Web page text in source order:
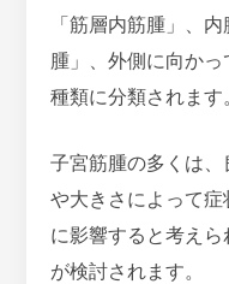
「筋層内筋腫」、
腫」、外側に向か
種類に分類されます
子宮筋腫の多くは
や大きさによって
に影響すると考え
が検討されます。